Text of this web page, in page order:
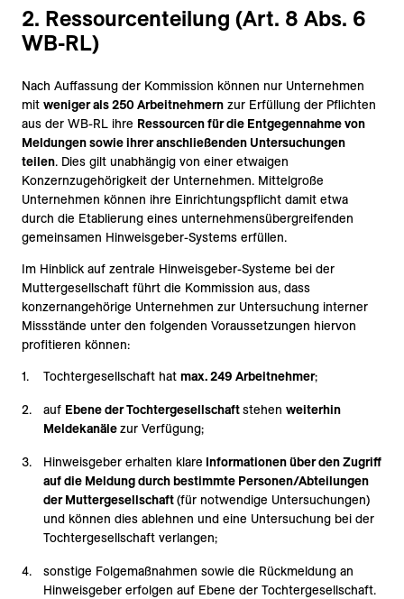
2. Ressourcenteilung (Art. 8 Abs. 6
WB-RL)
Nach Auffassung der Kommission können nur Unternehmen
mit weniger als 250 Arbeitnehmern zur Erfüllung der Pflichten
aus der WB-RL ihre Ressourcen für die Entgegennahme von
Meldungen sowie ihrer anschließenden Untersuchungen
teilen. Dies gilt unabhängig von einer etwaigen
Konzernzugehörigkeit der Unternehmen. Mittelgroße
Unternehmen können ihre Einrichtungspflicht damit etwa
durch die Etablierung eines unternehmensübergreifenden
gemeinsamen Hinweisgeber-Systems erfüllen.
Im Hinblick auf zentrale Hinweisgeber-Systeme bei der
Muttergesellschaft führt die Kommission aus, dass
konzernangehörige Unternehmen zur Untersuchung interner
Missstände unter den folgenden Voraussetzungen hiervon
profitieren können:
Tochtergesellschaft hat max. 249 Arbeitnehmer;
auf Ebene der Tochtergesellschaftstehen weiterhin
Meldekanälezur Verfügung;
Hinweisgeber erhalten klare Informationen über den Zugriff
auf die Meldung durch bestimmte Personen/Abteilungen
der Muttergesellschaft(für notwendige Untersuchungen)
und können dies ablehnen und eine Untersuchung bei der
Tochtergesellschaft verlangen;
sonstige Folgemaßnahmen sowie die Rückmeldung an
Hinweisgeber erfolgen auf Ebene der Tochtergesellschaft.